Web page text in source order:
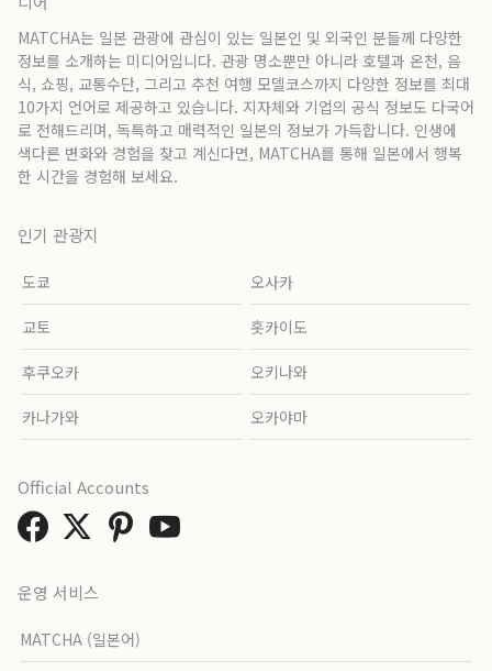
MATCHA는 일본 관광에 관심이 있는 일본인 및 외국인 분들께 다양한
정보를 소개하는 미디어입니다. 관광 명소뿐만 아니라 호텔과 온천, 음
식, 쇼핑, 교통수단, 그리고 추천 여행 모델코스까지 다양한 정보를 최대
10가지 언어로 제공하고 있습니다. 지자체와 기업의 공식 정보도 다국어
로 전해드리며, 독특하고 매력적인 일본의 정보가 가득합니다. 인생에
색다른 변화와 경험을 찾고 계신다면, MATCHA를 통해 일본에서 행복
한 시간을 경험해 보세요.
인기 관광지
도쿄 오사카
교토 홋카이도
후쿠오카 오키나와
카나가와 오카야마
운영 서비스
MATCHA (일본어)
Official Accounts